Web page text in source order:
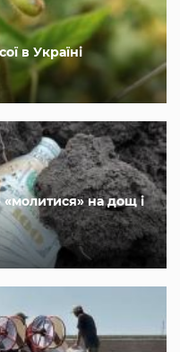
в Україні
на дощ і